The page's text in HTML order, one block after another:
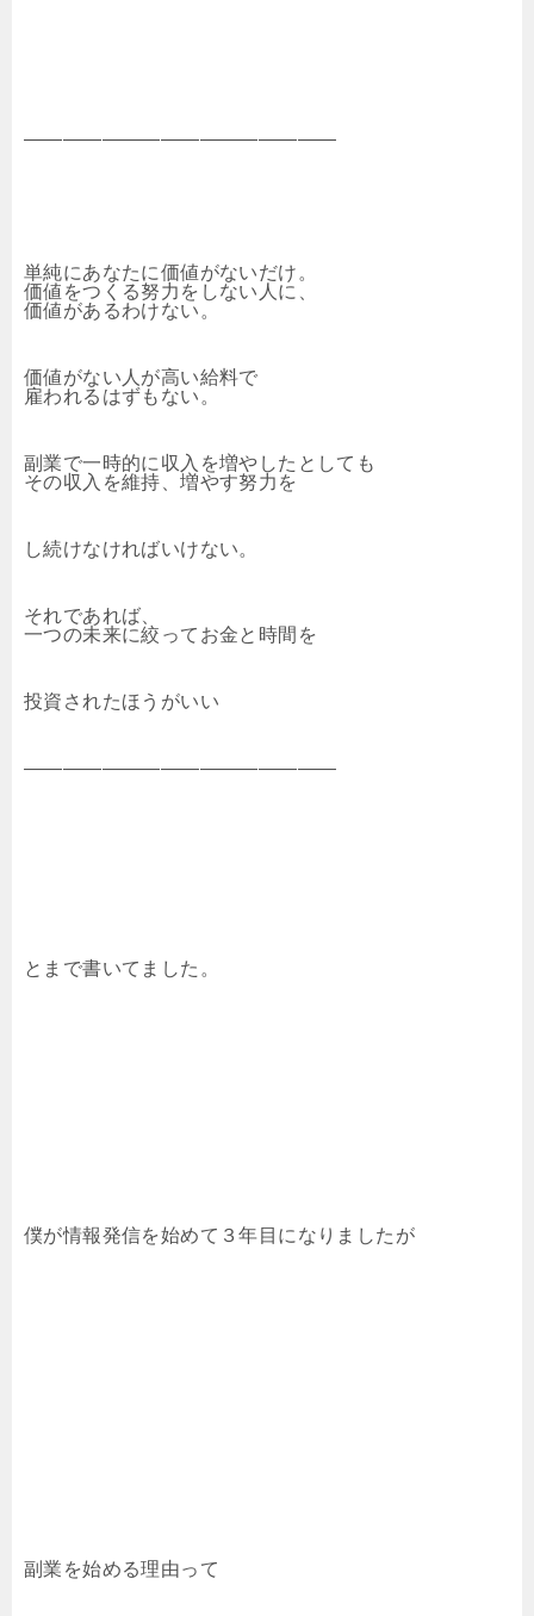
――――――――――――――――
単純にあなたに価値がないだけ。
価値をつくる努力をしない人に、
価値があるわけない。
価値がない人が高い給料で
雇われるはずもない。
副業で一時的に収入を増やしたとしても
その収入を維持、増やす努力を
し続けなければいけない。
それであれば、
一つの未来に絞ってお金と時間を
投資されたほうがいい
――――――――――――――――
とまで書いてました。
僕が情報発信を始めて３年目になりましたが
副業を始める理由って